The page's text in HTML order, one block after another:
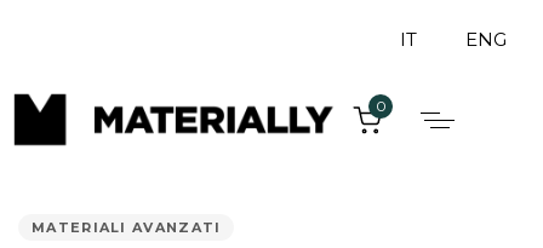
IT ENG
0
MATERIALI AVANZATI